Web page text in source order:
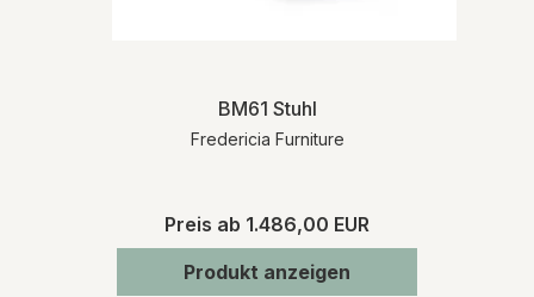
BM61 Stuhl
Fredericia Furniture
Preis ab 1.486,00 EUR
Produkt anzeigen